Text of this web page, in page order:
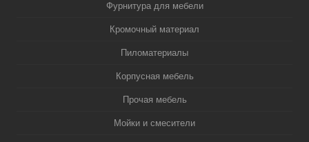
Фурнитура для мебели
Кромочный материал
Пиломатериалы
Корпусная мебель
Прочая мебель
Мойки и смесители